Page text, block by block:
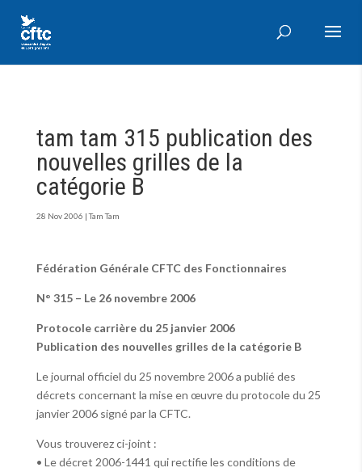
tam tam 315 publication des
nouvelles grilles de la
catégorie B
28 Nov 2006 |Tam Tam
Fédération Générale CFTC des Fonctionnaires
N° 315 – Le 26 novembre 2006
Protocole carrière du 25 janvier 2006
Publication des nouvelles grilles de la catégorie B
Le journal officiel du 25 novembre 2006 a publié des
décrets concernant la mise en œuvre du protocole du 25
janvier 2006 signé par la CFTC.
Vous trouverez ci-joint :
• Le décret 2006-1441 qui rectifie les conditions de